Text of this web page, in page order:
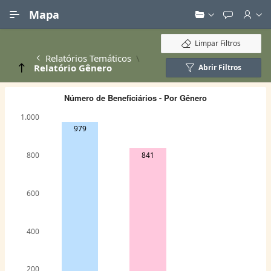
Mapa
Relatórios Temáticos
Relatório Gênero
Limpar Filtros
Abrir Filtros
979
841
Número de Beneficiários - Por Gênero
400
600
800
1.000